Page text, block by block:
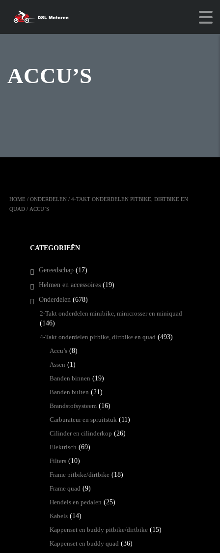
ACCU’S
HOME / ONDERDELEN / 4-TAKT ONDERDELEN PITBIKE, DIRTBIKE EN
QUAD / ACCU’S
CATEGORIEËN
Gereedschap (17)
Helmen en accessoires (19)
Onderdelen (678)
2-Takt onderdelen minibike, minicrosser en miniquad
(146)
4-Takt onderdelen pitbike, dirtbike en quad (493)
Accu’s (8)
Assen (1)
Banden binnen (19)
Banden buiten (21)
Brandstofsysteem (16)
Carburateur en spruitstuk (11)
Cilinder en cilinderkop (26)
Elektrisch (69)
Filters (10)
Frame pitbike/dirtbike (18)
Frame quad (9)
Hendels en pedalen (25)
Kabels (14)
Kappenset en buddy pitbike/dirtbike (15)
Kappenset en buddy quad (36)